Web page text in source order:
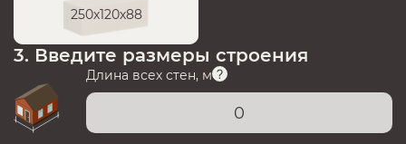
250х120х88
3. Введите размеры строения
Длина всех стен, м